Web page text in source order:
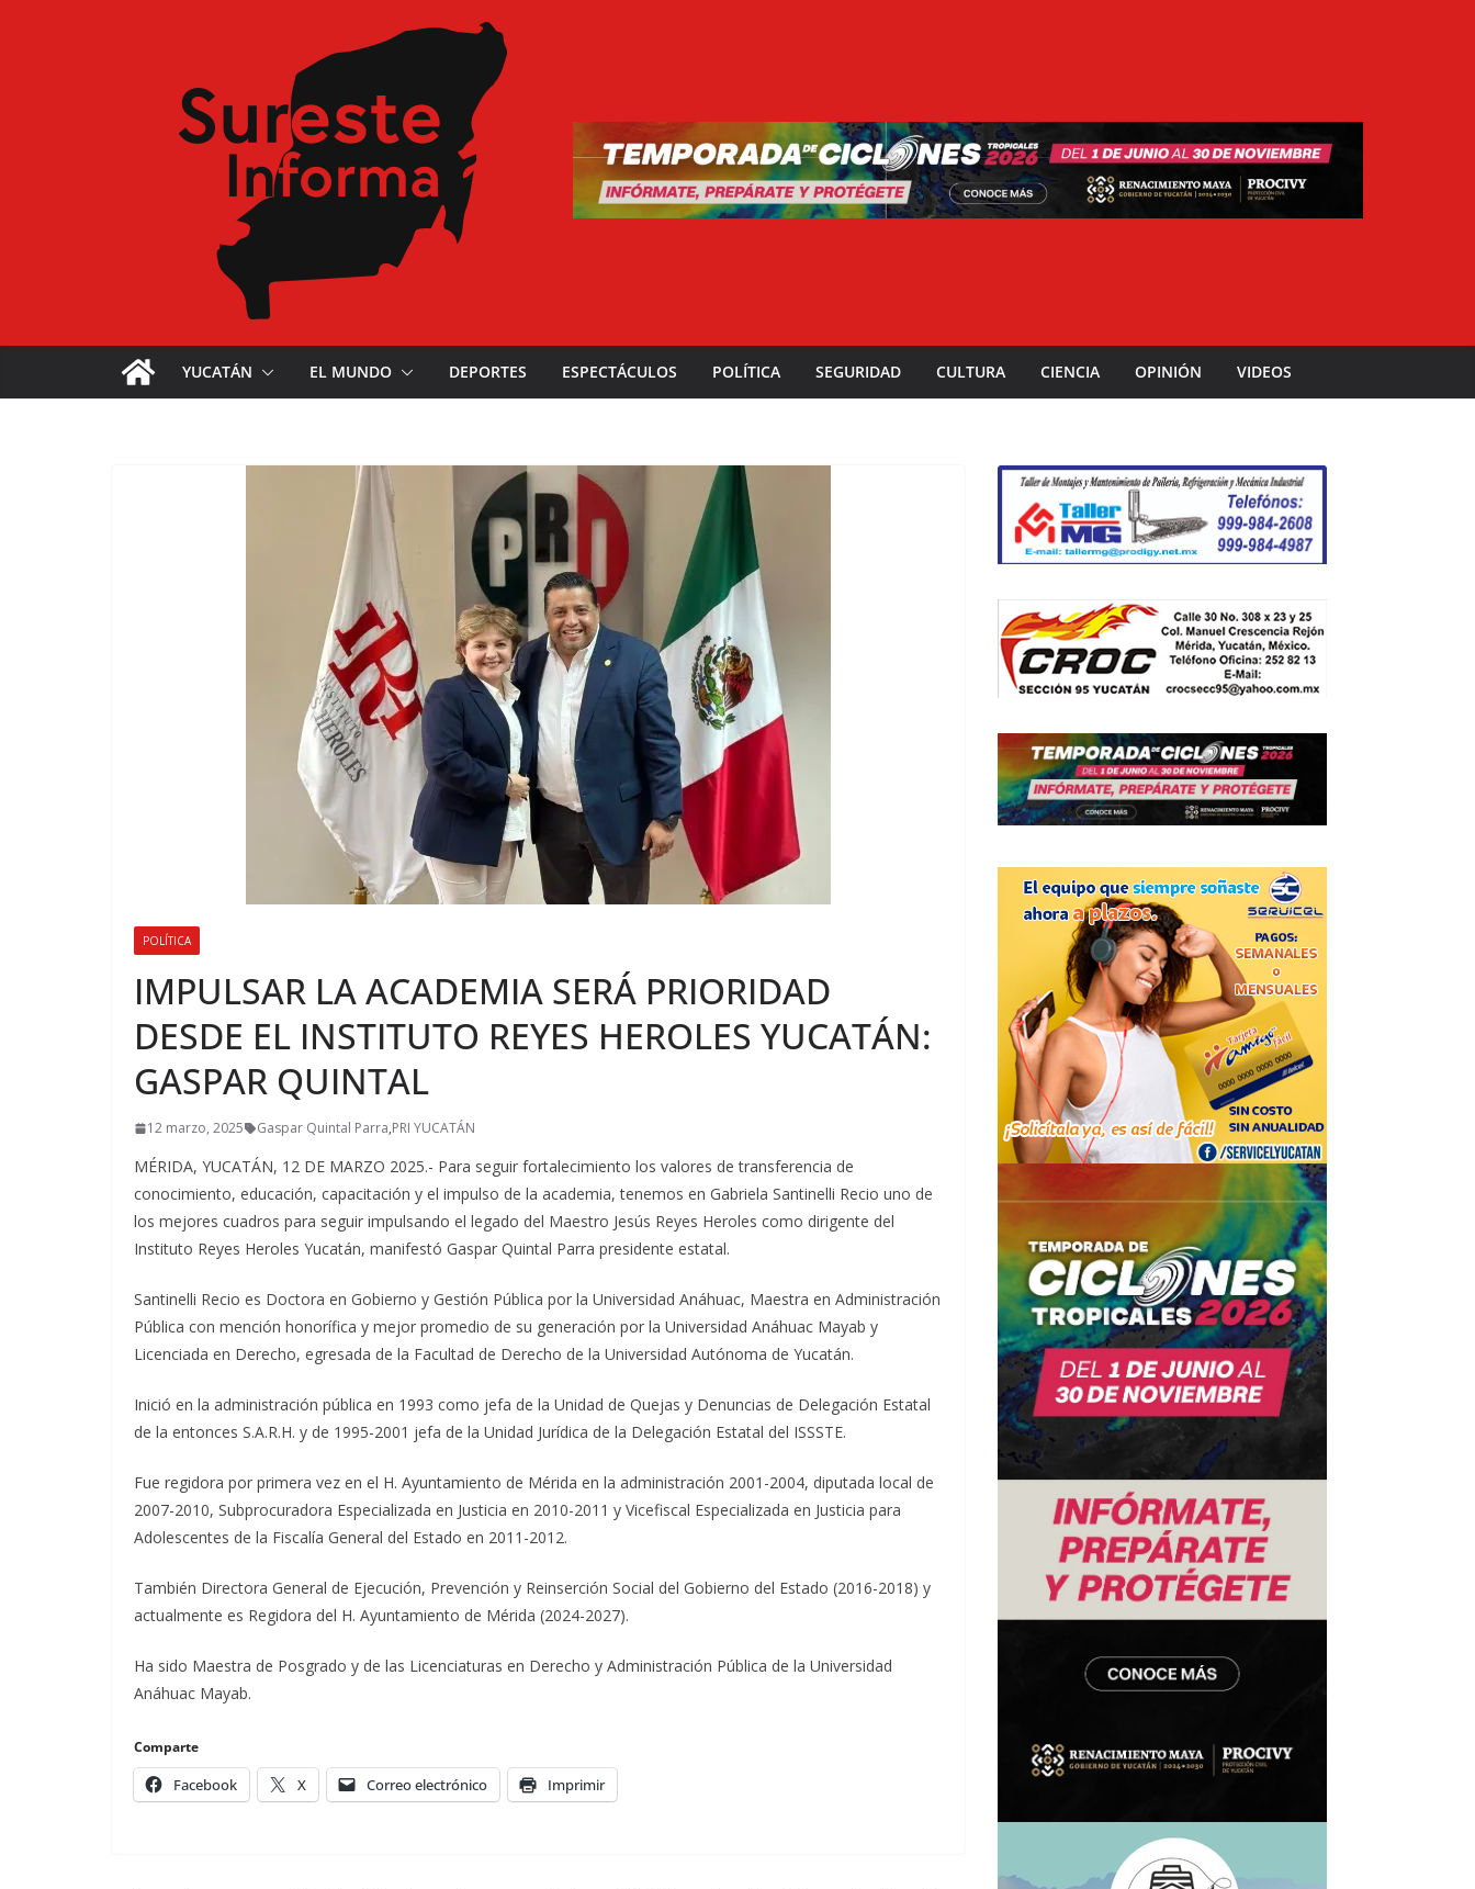
YUCATÁN EL MUNDO DEPORTES ESPECTÁCULOS POLÍTICA SEGURIDAD CULTURA CIENCIA OPINIÓN VIDEOS
POLÍTICA
IMPULSAR LA ACADEMIA SERÁ PRIORIDAD
DESDE EL INSTITUTO REYES HEROLES YUCATÁN:
GASPAR QUINTAL
12 marzo, 2025 Gaspar Quintal Parra,PRI YUCATÁN
MÉRIDA, YUCATÁN, 12 DE MARZO 2025.- Para seguir fortalecimiento los valores de transferencia de
conocimiento, educación, capacitación y el impulso de la academia, tenemos en Gabriela Santinelli Recio uno de
los mejores cuadros para seguir impulsando el legado del Maestro Jesús Reyes Heroles como dirigente del
Instituto Reyes Heroles Yucatán, manifestó Gaspar Quintal Parra presidente estatal.
Santinelli Recio es Doctora en Gobierno y Gestión Pública por la Universidad Anáhuac, Maestra en Administración
Pública con mención honorífica y mejor promedio de su generación por la Universidad Anáhuac Mayab y
Licenciada en Derecho, egresada de la Facultad de Derecho de la Universidad Autónoma de Yucatán.
Inició en la administración pública en 1993 como jefa de la Unidad de Quejas y Denuncias de Delegación Estatal
de la entonces S.A.R.H. y de 1995-2001 jefa de la Unidad Jurídica de la Delegación Estatal del ISSSTE.
Fue regidora por primera vez en el H. Ayuntamiento de Mérida en la administración 2001-2004, diputada local de
2007-2010, Subprocuradora Especializada en Justicia en 2010-2011 y Vicefiscal Especializada en Justicia para
Adolescentes de la Fiscalía General del Estado en 2011-2012.
También Directora General de Ejecución, Prevención y Reinserción Social del Gobierno del Estado (2016-2018) y
actualmente es Regidora del H. Ayuntamiento de Mérida (2024-2027).
Ha sido Maestra de Posgrado y de las Licenciaturas en Derecho y Administración Pública de la Universidad
Anáhuac Mayab.
Comparte
Facebook X Correo electrónico Imprimir